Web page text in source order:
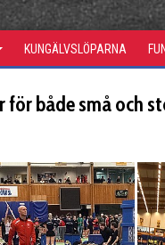
KUNGÄLVSLÖPARNA
för både små och